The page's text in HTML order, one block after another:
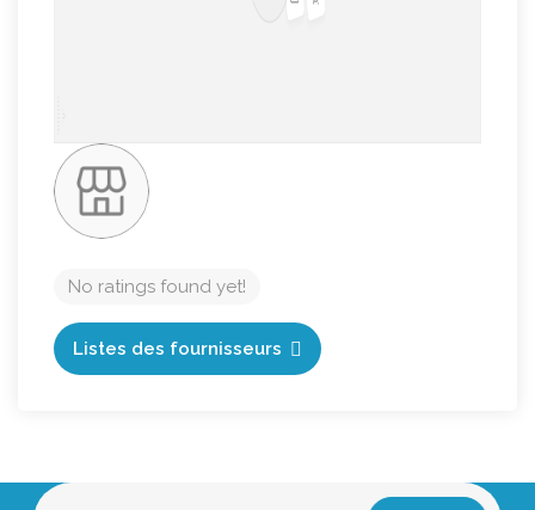
No ratings found yet!
Listes des fournisseurs